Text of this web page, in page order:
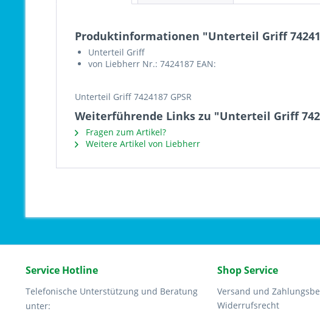
Produktinformationen "Unterteil Griff
Unterteil Griff
von Liebherr Nr.: 7424187 EAN:
Unterteil Griff 7424187 GPSR
Weiterführende Links zu "Unterteil Griff
Fragen zum Artikel?
Weitere Artikel von Liebherr
Service Hotline
Telefonische Unterstützung und Beratung
unter:
Shop Service
Versand und
Widerrufsrecht